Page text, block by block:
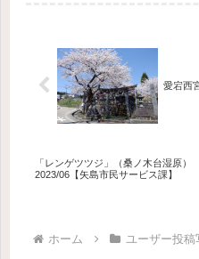
愛宕西
「レンゲツツジ」（桑ノ木台湿原）
2023/06【矢島市民サービス課】
ホーム ユーザー投稿